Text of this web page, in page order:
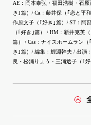
AE：岡本泰弘・福田浩樹・石
き｣篇）/ Ca：藤井保（｢恋と平
作原文子（｢好き｣篇）/ ST：阿
（｢好き｣篇） / HM：新井克英
篇） / Cas：ナイスホームラン
き｣篇）/ 編集：鯉淵幹夫 / 出演
良・松浦りょう・三浦透子（｢好